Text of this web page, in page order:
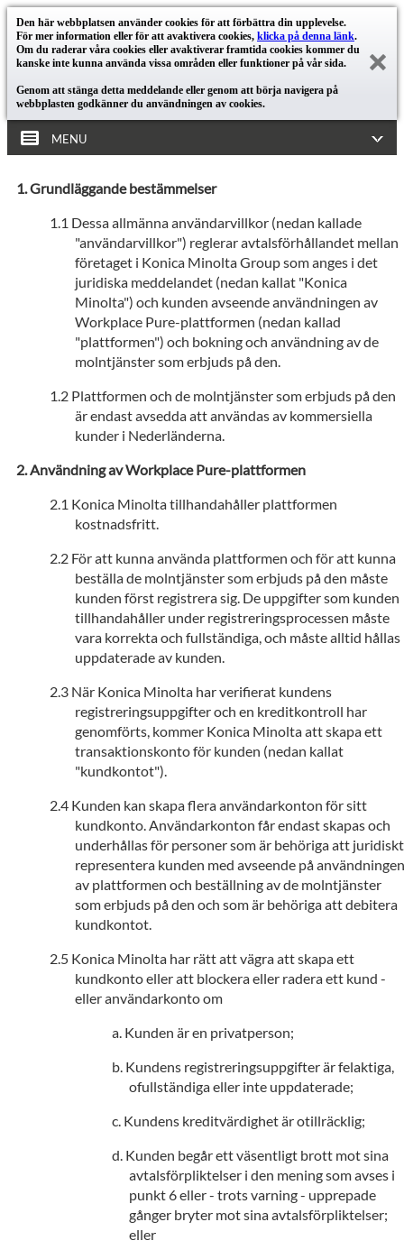
Den här webbplatsen använder cookies för att förbättra din upplevelse.
För mer information eller för att avaktivera cookies, klicka på denna länk.
Om du raderar våra cookies eller avaktiverar framtida cookies kommer du
kanske inte kunna använda vissa områden eller funktioner på vår sida.
Genom att stänga detta meddelande eller genom att börja navigera på
webbplasten godkänner du användningen av cookies.
MENU
Grundläggande bestämmelser
Dessa allmänna användarvillkor (nedan kallade
"användarvillkor") reglerar avtalsförhållandet mellan
företaget i Konica Minolta Group som anges i det
juridiska meddelandet (nedan kallat "Konica
Minolta") och kunden avseende användningen av
Workplace Pure-plattformen (nedan kallad
"plattformen") och bokning och användning av de
molntjänster som erbjuds på den.
Plattformen och de molntjänster som erbjuds på den
är endast avsedda att användas av kommersiella
kunder i Nederländerna.
Användning av Workplace Pure-plattformen
Konica Minolta tillhandahåller plattformen
kostnadsfritt.
För att kunna använda plattformen och för att kunna
beställa de molntjänster som erbjuds på den måste
kunden först registrera sig. De uppgifter som kunden
tillhandahåller under registreringsprocessen måste
vara korrekta och fullständiga, och måste alltid hållas
uppdaterade av kunden.
När Konica Minolta har verifierat kundens
registreringsuppgifter och en kreditkontroll har
genomförts, kommer Konica Minolta att skapa ett
transaktionskonto för kunden (nedan kallat
"kundkontot").
Kunden kan skapa flera användarkonton för sitt
kundkonto. Användarkonton får endast skapas och
underhållas för personer som är behöriga att juridiskt
representera kunden med avseende på användningen
av plattformen och beställning av de molntjänster
som erbjuds på den och som är behöriga att debitera
kundkontot.
Konica Minolta har rätt att vägra att skapa ett
kundkonto eller att blockera eller radera ett kund -
eller användarkonto om
Kunden är en privatperson;
Kundens registreringsuppgifter är felaktiga,
ofullständiga eller inte uppdaterade;
Kundens kreditvärdighet är otillräcklig;
Kunden begår ett väsentligt brott mot sina
avtalsförpliktelser i den mening som avses i
punkt 6 eller - trots varning - upprepade
gånger bryter mot sina avtalsförpliktelser;
eller